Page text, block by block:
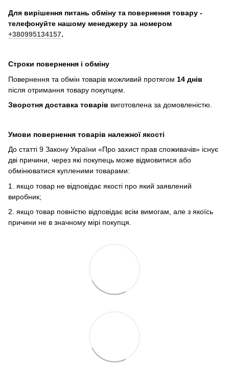
Для вирішення питань обміну та повернення товару -
телефонуйте нашому менеджеру за номером
+380995134157.
Строки повернення і обміну
Повернення та обмін товарів можливий протягом 14 днів
після отримання товару покупцем.
Зворотня доставка товарів виготовлена ​​за домовленістю.
Умови повернення товарів належної якості
До статті 9 Закону України «Про захист прав споживачів» існує
дві причини, через які покупець може відмовитися або
обмінюватися купленими товарами:
1. якщо товар не відповідає якості про який заявлений
виробник;
2. якщо товар повністю відповідає всім вимогам, але з якоїсь
причини не в значному мірі покупця.